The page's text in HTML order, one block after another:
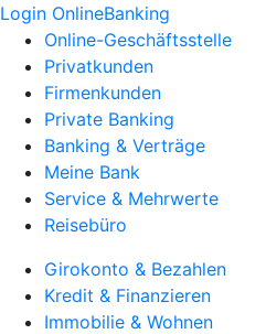
Login OnlineBanking
Online-Geschäftsstelle
Privatkunden
Firmenkunden
Private Banking
Banking & Verträge
Meine Bank
Service & Mehrwerte
Reisebüro
Girokonto & Bezahlen
Kredit & Finanzieren
Immobilie & Wohnen